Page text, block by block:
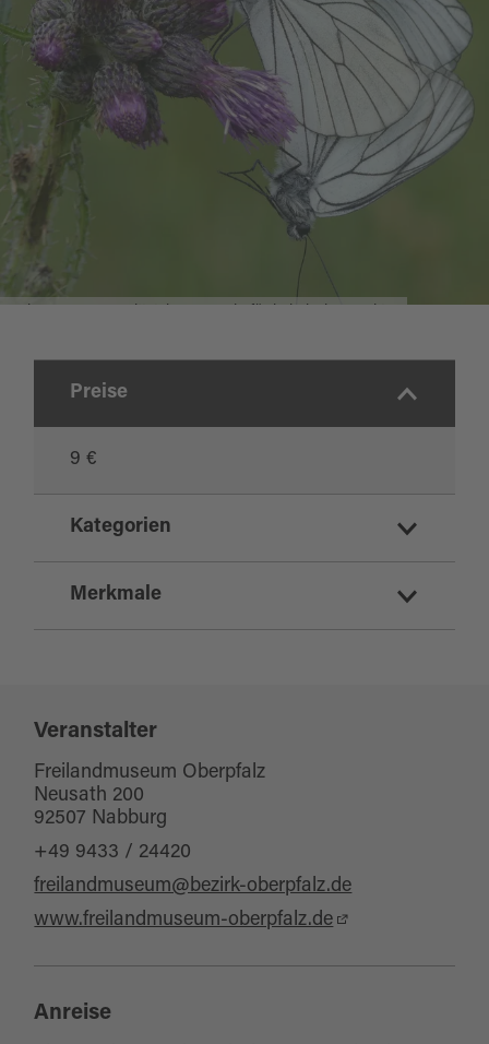
Preise
9 €
Kategorien
Sonstiges
Brauchtum/Kultur
Merkmale
Zielgruppe Familien
für Kinder (6-10 Jahre)
für Kinder (ab 10 Jahre)
Veranstalter
Freilandmuseum Oberpfalz
Neusath 200
92507 Nabburg
+49 9433 / 24420
freilandmuseum@bezirk-oberpfalz.de
www.freilandmuseum-oberpfalz.de
Anreise